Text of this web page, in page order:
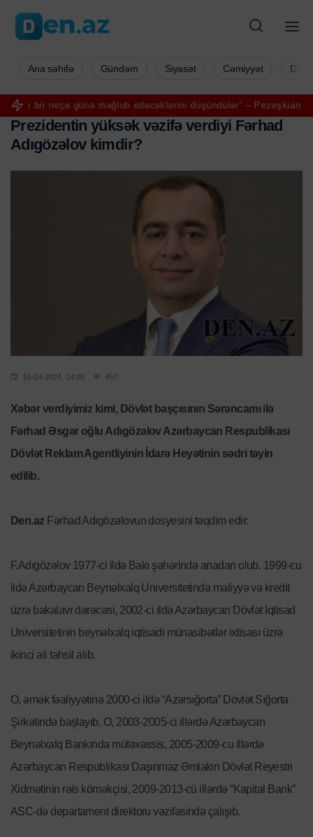
günə məğlub edəcəklərini düşündülər” – Pezəşkian Aya ilk
Ana səhifə Gündəm Siyasət Cəmiyyət
Prezidentin yüksək vəzifə verdiyi Fərhad
Adıgözəlov kimdir?
16-04-2024, 14:08 457
Xəbər verdiyimiz kimi, Dövlət başçısının Sərəncamı ilə
Fərhad Əsgər oğlu Adıgözəlov Azərbaycan Respublikası
Dövlət Reklam Agentliyinin İdarə Heyətinin sədri təyin
edilib.
Den.az Fərhad Adıgözəlovun dosyesini təqdim edir:
F.Adıgözəlov 1977-ci ildə Bakı şəhərində anadan olub. 1999-cu
ildə Azərbaycan Beynəlxalq Universitetində maliyyə və kredit
üzrə bakalavr dərəcəsi, 2002-ci ildə Azərbaycan Dövlət İqtisad
Universitetinin beynəlxalq iqtisadi münasibətlər ixtisası üzrə
ikinci ali təhsil alıb.
O, əmək fəaliyyətinə 2000-ci ildə “Azərsığorta” Dövlət Sığorta
Şirkətində başlayıb. O, 2003-2005-ci illərdə Azərbaycan
Beynəlxalq Bankında mütəxəssis, 2005-2009-cu illərdə
Azərbaycan Respublikası Daşınmaz Əmlakın Dövlət Reyestri
Xidmətinin rəis köməkçisi, 2009-2013-cü illərdə “Kapital Bank”
ASC-də departament direktoru vəzifəsində çalışıb.